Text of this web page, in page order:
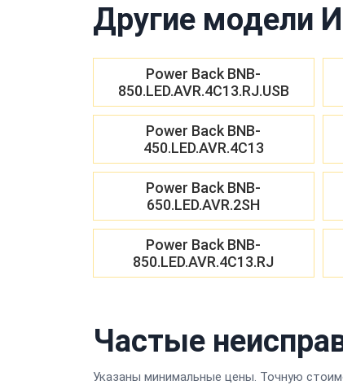
Другие модели
Power Back BNB-
850.LED.AVR.4C13.RJ.USB
Power Back BNB-
450.LED.AVR.4C13
Power Back BNB-
650.LED.AVR.2SH
Power Back BNB-
850.LED.AVR.4C13.RJ
Частые
Указаны минимальные цены. Точную